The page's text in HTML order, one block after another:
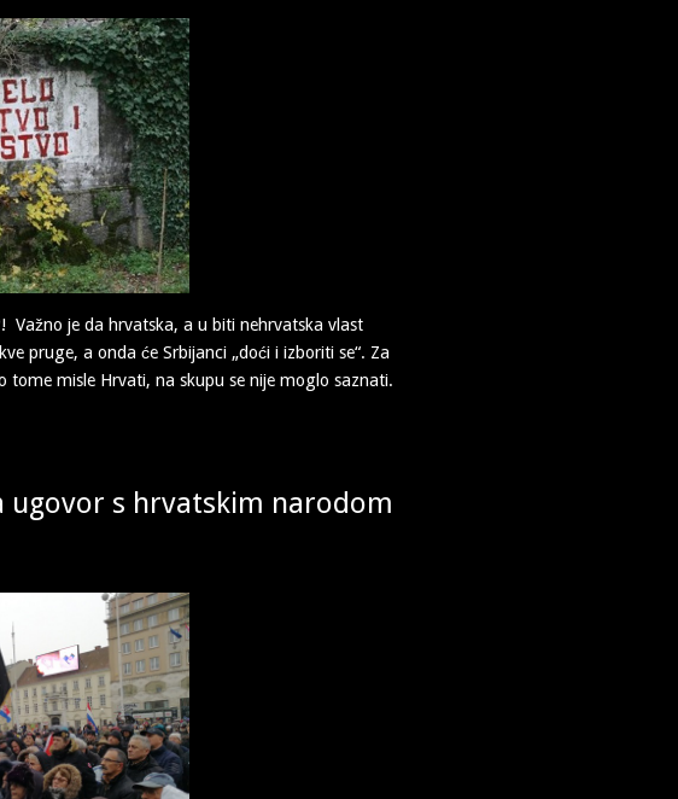
Važno je da hrvatska, a u biti nehrvatska vlast
pruge, a onda će Srbijanci „doći i izboriti se“. Za
misle Hrvati, na skupu se nije moglo saznati.
ugovor s hrvatskim narodom